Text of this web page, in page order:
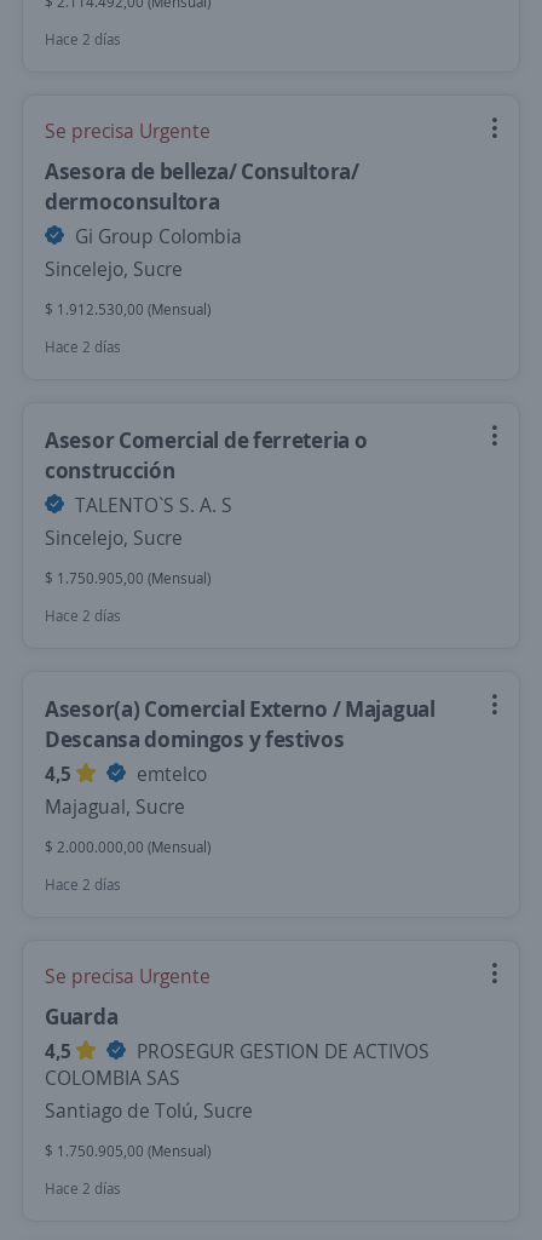
Hace 2 días
Se precisa Urgente
Asesora de belleza/ Consultora/
dermoconsultora
Gi Group Colombia
Sincelejo, Sucre
$ 1.912.530,00 (Mensual)
Hace 2 días
Asesor Comercial de ferreteria o
construcción
TALENTO`S S. A. S
Sincelejo, Sucre
$ 1.750.905,00 (Mensual)
Hace 2 días
Asesor(a) Comercial Externo / Majagual
Descansa domingos y festivos
4,5
emtelco
Majagual, Sucre
$ 2.000.000,00 (Mensual)
Hace 2 días
Se precisa Urgente
Guarda
4,5
PROSEGUR GESTION DE ACTIVOS
COLOMBIA SAS
Santiago de Tolú, Sucre
$ 1.750.905,00 (Mensual)
Hace 2 días